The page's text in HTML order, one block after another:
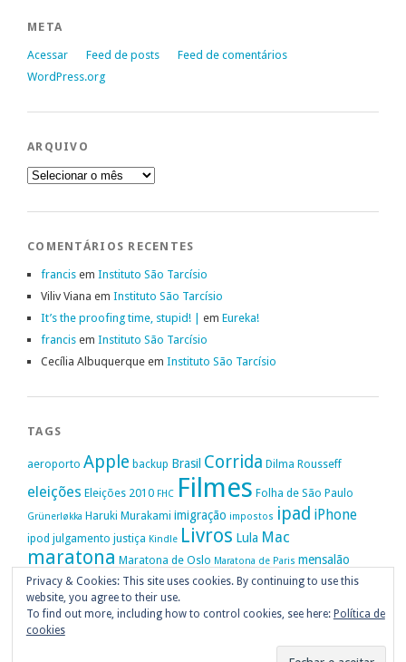
META
Acessar Feed de posts
Feed de comentários
WordPress.org
ARQUIVO
Arquivo
COMENTÁRIOS RECENTES
francis em Instituto São Tarcísio
Viliv Viana em Instituto São Tarcísio
It’s the proofing time, stupid! | em Eureka!
francis em Instituto São Tarcísio
Cecília Albuquerque em Instituto São Tarcísio
TAGS
aeroporto Apple backup Brasil Corrida Dilma Rousseff
eleições Eleições 2010 FHC Filmes Folha de São Paulo
Grünerløkka Haruki Murakami imigração impostos ipad iPhone
ipod julgamento justiça Kindle Livros Lula Mac
maratona Maratona de Oslo Maratona de Paris mensalão
movimento passe livre música nike Noruega OAB OiOsloPolítica
Portugal Privacidade protestos PT
Vitória da Conquista
Privacy & Cookies: This site uses cookies. By continuing to use this
website, you agree to their use.
To find out more, including how to control cookies, see here: Política de
cookies